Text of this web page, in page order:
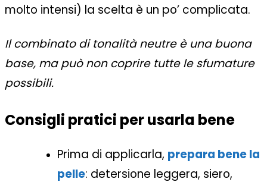
molto intensi) la scelta è un po’ complicata.
Il combinato di tonalità neutre è una buona
base, ma può non coprire tutte le sfumature
possibili.
Consigli pratici per usarla bene
Prima di applicarla, prepara bene la
pelle: detersione leggera, siero,